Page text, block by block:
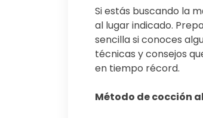
Si estás buscando la
al lugar indicado.
sencilla si conoces
técnicas y consejos
en tiempo récord.
Método de cocción